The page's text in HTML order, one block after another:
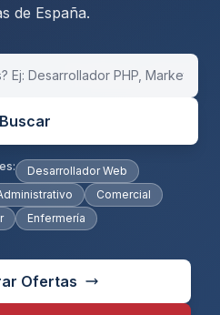
de España.
Desarrollador Web
Comercial
Enfermería
Ofertas